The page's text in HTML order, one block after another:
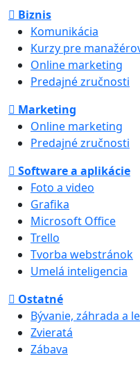
Biznis
Komunikácia
Kurzy pre
Online marketing
Predajné zručnosti
Marketing
Online marketing
Predajné zručnosti
Software a aplikácie
Foto a video
Grafika
Microsoft Office
Trello
Tvorba webstránok
Umelá inteligencia
Ostatné
Bývanie, záhrada a
Zvieratá
Zábava